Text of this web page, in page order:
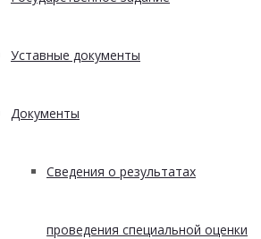
Уставные документы
Документы
Сведения о результатах
проведения специальной оценки